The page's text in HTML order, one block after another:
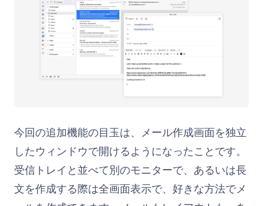
今回の追加機能の目玉は、メール作成画面を独立
したウィンドウで開けるようになったことです。
受信トレイと並べて別のモニターで、あるいは長
文を作成する際は全画面表示で、好きな方法でメ